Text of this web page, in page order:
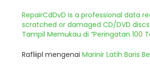
RepairCdDvD is a professional data
scratched or damaged CD/DVD discs
Tampil Memukau di “Peringatan 100
Rafliipl mengenai Marinir Latih Baris